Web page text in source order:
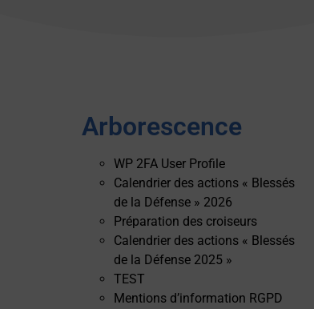
Arborescence
WP 2FA User Profile
Calendrier des actions « Blessés
de la Défense » 2026
Préparation des croiseurs
Calendrier des actions « Blessés
de la Défense 2025 »
TEST
Mentions d’information RGPD